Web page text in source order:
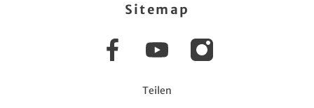
Teilen
FacebookYouTubeInstagram
Sitemap